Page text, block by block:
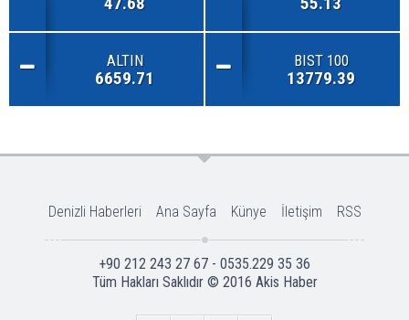
ALTIN
6659.71
BIST 100
13779.39
Denizli Haberleri Ana Sayfa Künye İletişim RSS
+90 212 243 27 67 - 0535.229 35 36
Tüm Hakları Saklıdır © 2016 Akis Haber